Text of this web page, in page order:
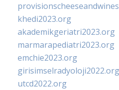
khedi2023.org
akademikgeriatri2023.org
marmarapediatri2023.org
emchie2023.org
girisimselradyoloji2022.org
utcd2022.org